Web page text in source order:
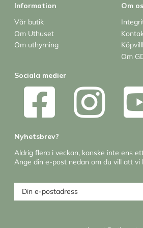
Information
Vår butik
Om Uthuset
Om uthyrning
Om
Om
Sociala medier
Nyhetsbrev?
Aldrig flera i veckan, kanske inte ens
Ange din e-post nedan om du vill att vi